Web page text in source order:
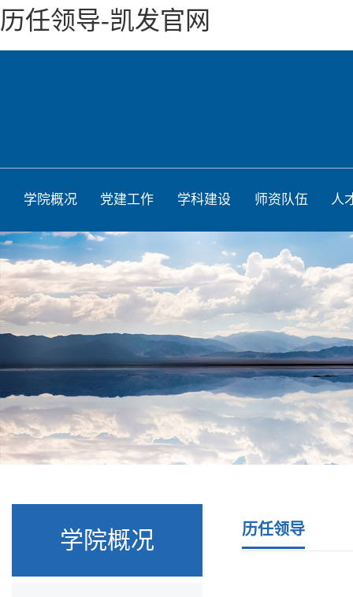
历任领导-凯发官网
学院概况 党建工作 学科建设 师资队伍 人
学院概况 历任领导